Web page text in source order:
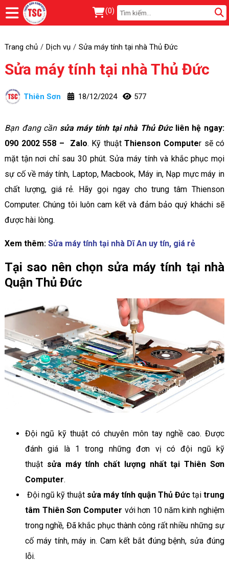
(0)
Trang chủ Dịch vụ Sửa máy tính tại nhà Thủ Đức
Sửa máy tính tại nhà Thủ Đức
Thiên Sơn 18/12/2024 577
Bạn đang cần sửa máy tính tại nhà Thủ Đức liên hệ ngay:
090 2002 558 – Zalo. Kỹ thuậtThienson Computer sẽ có
mặt tận nơi chỉ sau 30 phút. Sửa máy tính và khắc phục mọi
sự cố về máy tính, Laptop, Macbook, Máy in, Nạp mực máy in
chất lượng, giá rẻ. Hãy gọi ngay cho trung tâm Thienson
Computer. Chúng tôi luôn cam kết và đảm bảo quý kháchi sẽ
được hài lòng.
Xem thêm: Sửa máy tính tại nhà Dĩ An uy tín, giá rẻ
Tại sao nên chọn sửa máy tính tại nhà
Quận Thủ Đức
Đội ngũ kỹ thuật có chuyên môn tay nghề cao. Được
đánh giá là 1 trong những đơn vị có đội ngũ kỹ
thuật sửa máy tính chất lượng nhất tại Thiên Sơn
Computer.
Đội ngũ kỹ thuật sửa máy tính quận Thủ Đức tạitrung
tâm Thiên Sơn Computer với hơn 10 năm kinh nghiệm
trong nghề, Đã khắc phục thành công rất nhiều những sự
cố máy tính, máy in. Cam kết bắt đúng bệnh, sửa đúng
lỗi.